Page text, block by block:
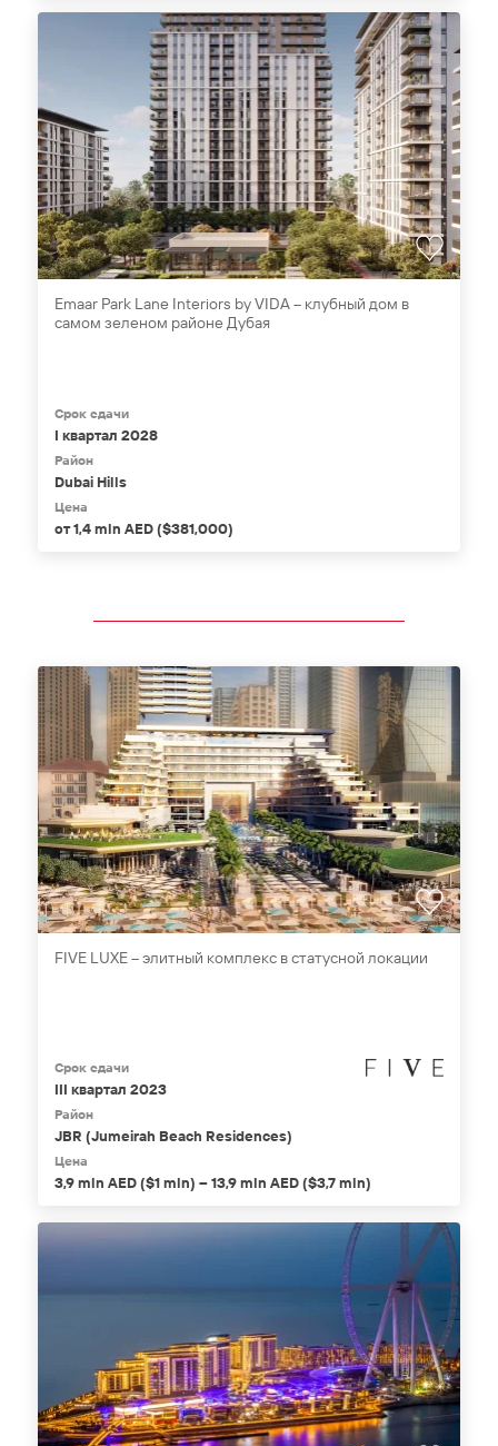
Emaar Park Lane Interiors by VIDA – клубный дом в
самом зеленом районе Дубая
Срок сдачи
I квартал 2028
Район
Dubai Hills
Цена
от 1,4 mln AED ($381,000)
FIVE LUXE – элитный комплекс в статусной локации
Срок сдачи
III квартал 2023
Район
JBR (Jumeirah Beach Residences)
Цена
3,9 mln AED ($1 mln) – 13,9 mln AED ($3,7 mln)